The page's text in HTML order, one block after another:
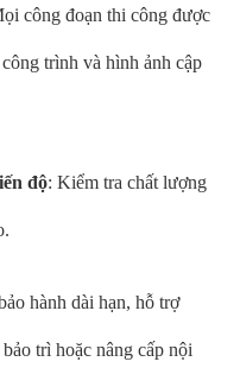
công đoạn thi công được
trình và hình ảnh cập
độ: Kiểm tra chất lượng
hành dài hạn, hỗ trợ
trì hoặc nâng cấp nội